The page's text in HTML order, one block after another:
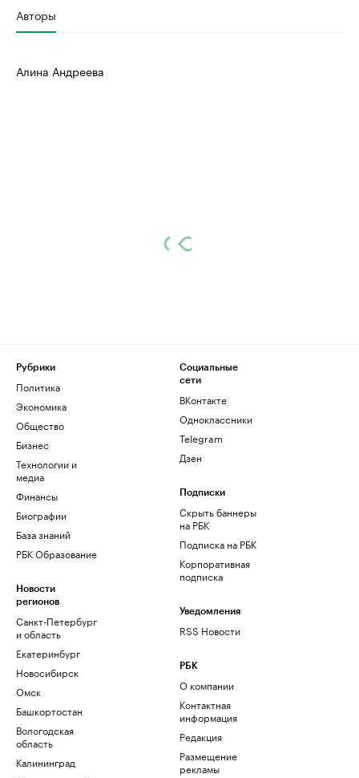
Авторы
Алина Андреева
Рубрики
Политика
Экономика
Общество
Бизнес
Технологии и
медиа
Финансы
Биографии
База знаний
РБК Образование
Новости
регионов
Санкт-Петербург
и область
Екатеринбург
Новосибирск
Омск
Башкортостан
Вологодская
область
Калининград
Социальные
сети
ВКонтакте
Одноклассники
Telegram
Дзен
Подписки
Скрыть баннеры
на РБК
Подписка на РБК
Корпоративная
подписка
Уведомления
RSS Новости
РБК
О компании
Контактная
информация
Редакция
Размещение
рекламы